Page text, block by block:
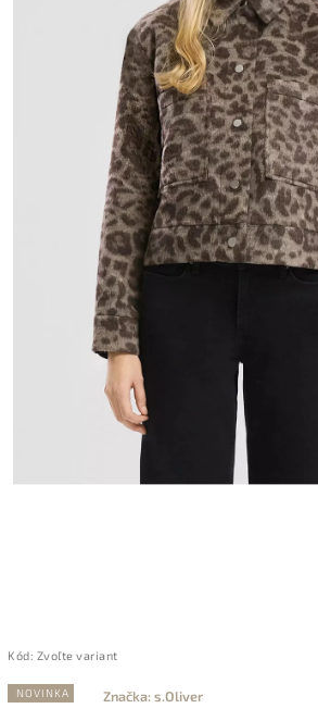
Kód: Zvoľte variant
NOVINKA Značka:s.Oliver